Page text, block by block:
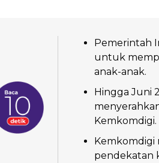
Pemerintah
untuk
anak-anak.
Hingga Juni
Kemkomdigi.
pendekatan